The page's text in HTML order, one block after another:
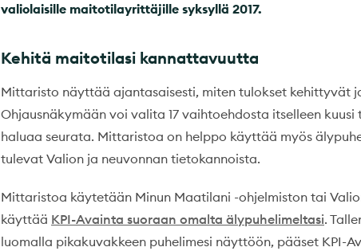
valiolaisille maitotilayrittäjille syksyllä 2017.
Kehitä maitotilasi kannattavuutta
Mittaristo näyttää ajantasaisesti, miten tulokset kehittyvät
Ohjausnäkymään voi valita 17 vaihtoehdosta itselleen
haluaa seurata. Mittaristoa on helppo käyttää myös
tulevat Valion ja neuvonnan tietokannoista.
Mittaristoa käytetään Minun Maatilani -ohjelmiston tai
käyttää KPI-Avainta suoraan omalta älypuhelimeltasi.
luomalla pikakuvakkeen puhelimesi näyttöön, pääset KPI-